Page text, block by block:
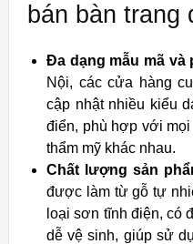
bán bàn trang
Đa dạng mẫu mã và
Nội, các cửa hàng
cập nhật nhiều kiểu
điển, phù hợp với
thẩm mỹ khác nhau.
Chất lượng sản
được làm từ gỗ tự
loại sơn tĩnh điện, có
dễ vệ sinh, giúp sử